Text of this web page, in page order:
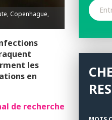
Copenhague,
les
en
de recherche